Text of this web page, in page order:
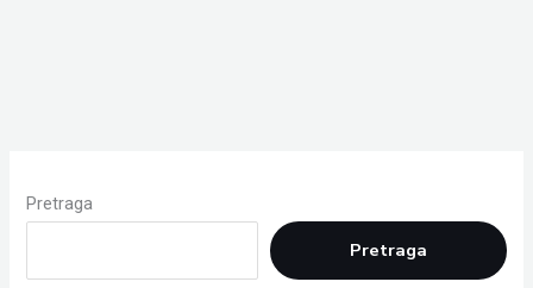
Pretraga
Pretraga